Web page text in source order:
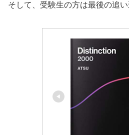
そして、受験生の方は最後の追